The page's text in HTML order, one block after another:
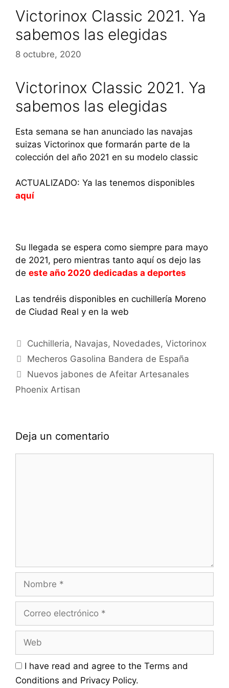
Victorinox Classic 2021. Ya
sabemos las elegidas
8 octubre, 2020
Victorinox Classic 2021. Ya
sabemos las elegidas
Esta semana se han anunciado las navajas
suizas Victorinox que formarán parte de la
colección del año 2021 en su modelo classic
ACTUALIZADO: Ya las tenemos disponibles
aquí
Su llegada se espera como siempre para mayo
de 2021, pero mientras tanto aquí os dejo las
de este año 2020 dedicadas a deportes
Las tendréis disponibles en cuchillería Moreno
de Ciudad Real y en la web
Categorías
Cuchilleria, Navajas, Novedades,Victorinox
Mecheros Gasolina Bandera de España
Nuevos jabones de Afeitar Artesanales
Phoenix Artisan
Deja un comentario
electrónico
I have read and agree to the Terms and
Conditions and Privacy Policy.